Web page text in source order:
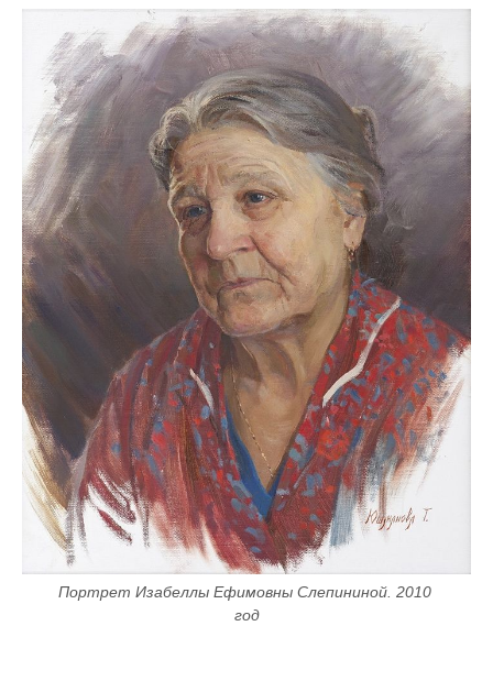
Портрет Изабеллы Ефимовны Слепининой. 2010
год